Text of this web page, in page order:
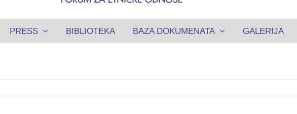
PRESS BIBLIOTEKA BAZA DOKUMENATA GALERIJA